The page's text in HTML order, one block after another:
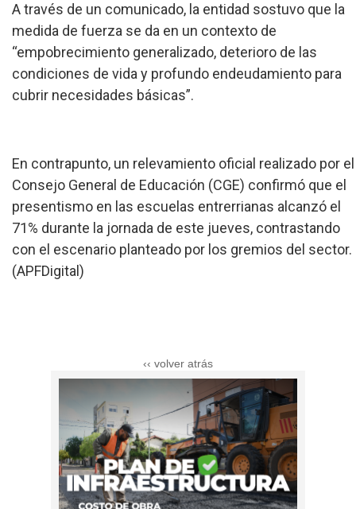
A través de un comunicado, la entidad sostuvo que la
medida de fuerza se da en un contexto de
“empobrecimiento generalizado, deterioro de las
condiciones de vida y profundo endeudamiento para
cubrir necesidades básicas”.
En contrapunto, un relevamiento oficial realizado por el
Consejo General de Educación (CGE) confirmó que el
presentismo en las escuelas entrerrianas alcanzó el
71% durante la jornada de este jueves, contrastando
con el escenario planteado por los gremios del sector.
(APFDigital)
‹‹ volver atrás